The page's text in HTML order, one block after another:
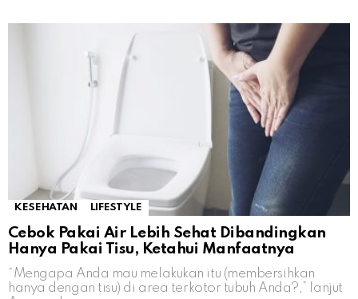
KESEHATAN LIFESTYLE
Cebok Pakai Air Lebih Sehat Dibandingkan
Hanya Pakai Tisu, Ketahui Manfaatnya
“Mengapa Anda mau melakukan itu (membersihkan
hanya dengan tisu) di area terkotor tubuh Anda?,” lanjut